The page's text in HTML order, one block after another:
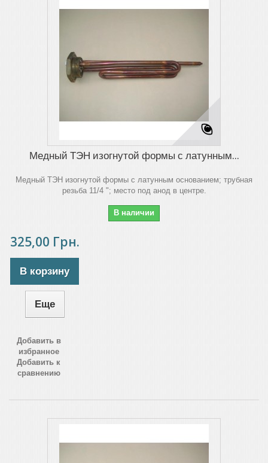
Медный ТЭН изогнутой формы с латунным...
Медный ТЭН изогнутой формы с латунным основанием; трубная
резьба 11/4 "; место под анод в центре.
В наличии
325,00 Грн.
В корзину
Еще
Добавить в
избранное
Добавить к
сравнению